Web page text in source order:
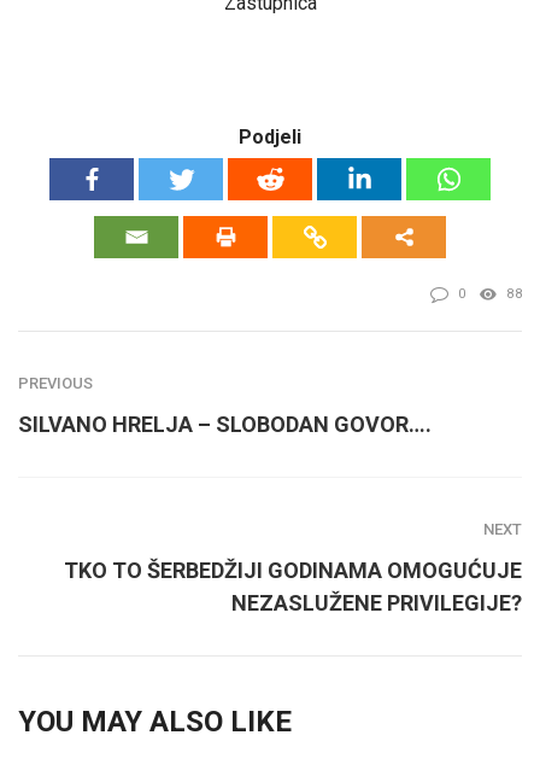
Podjeli
0 88
PREVIOUS
SILVANO HRELJA – SLOBODAN GOVOR….
NEXT
TKO TO ŠERBEDŽIJI GODINAMA OMOGUĆUJE
NEZASLUŽENE PRIVILEGIJE?
YOU MAY ALSO LIKE